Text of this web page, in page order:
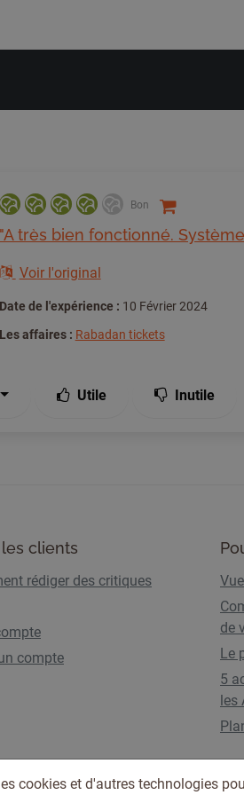
Bon
"A très bien fonctionné.
Voir l'original
Date de l'expérience : 10 Février 2024
Les affaires : Rabadan tickets
Utile Inutile
clients
rédiger des critiques
compte
de
Le
5
les
cookies et d'autres technologies